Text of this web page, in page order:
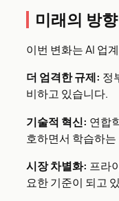
미래의 방향
이번 변화는 AI 업
더 엄격한 규제: 정
비하고 있습니다.
기술적 혁신: 연합
호하면서 학습하
시장 차별화: 프라
요한 기준이 되고